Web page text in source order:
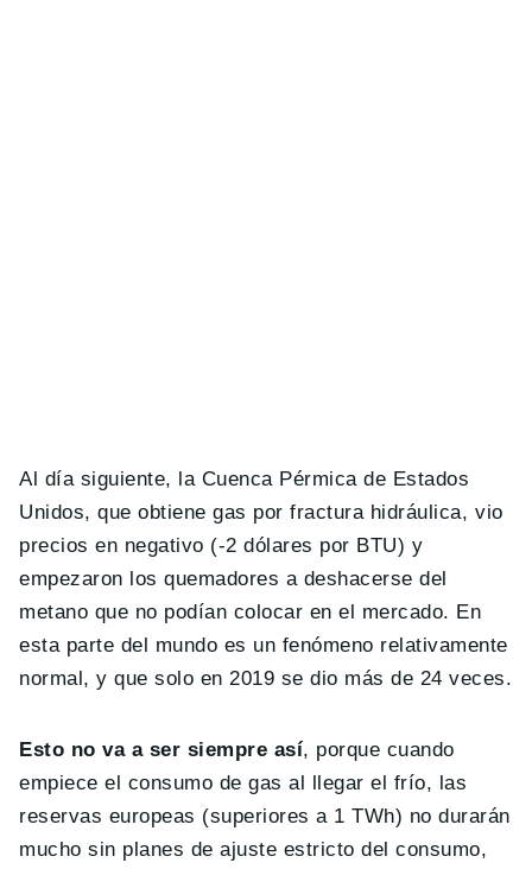
Al día siguiente, la Cuenca Pérmica de Estados
Unidos, que obtiene gas por fractura hidráulica, vio
precios en negativo (-2 dólares por BTU) y
empezaron los quemadores a deshacerse del
metano que no podían colocar en el mercado. En
esta parte del mundo es un fenómeno relativamente
normal, y que solo en 2019 se dio más de 24 veces.
Esto no va a ser siempre así, porque cuando
empiece el consumo de gas al llegar el frío, las
reservas europeas (superiores a 1 TWh) no durarán
mucho sin planes de ajuste estricto del consumo,